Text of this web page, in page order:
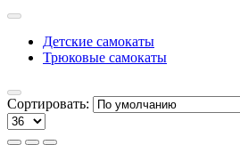
Детские самокаты
Трюковые самокаты
Сортировать: